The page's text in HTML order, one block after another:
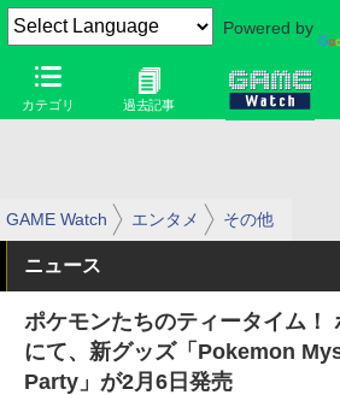
Powered by
カテゴリ 過去記事
GAME Watch エンタメ その他
ニュース
ポケモンたちのティータイム！
にて、新グッズ「Pokemon
Party」が2月6日発売